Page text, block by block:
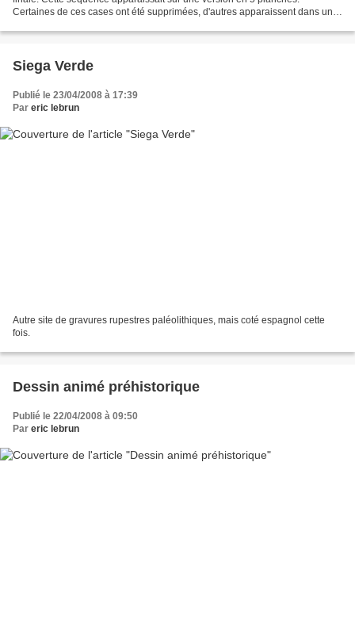
Certaines de ces cases ont été supprimées, d'autres apparaissent dans un
Siega Verde
Publié le 23/04/2008 à 17:39
Par eric lebrun
Autre site de gravures rupestres paléolithiques, mais coté espagnol cette
fois.
Dessin animé préhistorique
Publié le 22/04/2008 à 09:50
Par eric lebrun